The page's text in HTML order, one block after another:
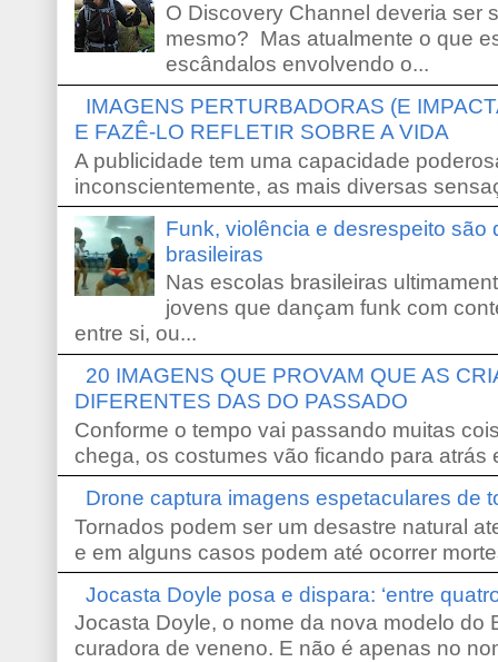
O Discovery Channel deveria ser
mesmo? Mas atualmente o que
escândalos envolvendo o...
IMAGENS PERTURBADORAS (E
E FAZÊ-LO REFLETIR SOBRE A VIDA
A publicidade tem uma capacidade
inconscientemente, as mais diversas
Funk, violência e desrespeito são
brasileiras
Nas escolas brasileiras
jovens que dançam funk com
entre si, ou...
20 IMAGENS QUE PROVAM QUE AS
DIFERENTES DAS DO PASSADO
Conforme o tempo vai passando muitas
chega, os costumes vão ficando para atrás
Drone captura imagens espetaculares de
Tornados podem ser um desastre natural
e em alguns casos podem até ocorrer
Jocasta Doyle posa e dispara: ‘entre
Jocasta Doyle, o nome da nova modelo do
curadora de veneno. E não é apenas no